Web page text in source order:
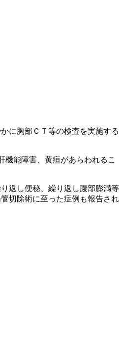
に胸部ＣＴ等の検査を実施する
能障害、黄疸があらわれるこ
返し便秘、繰り返し腹部膨満等
切除術に至った症例も報告され